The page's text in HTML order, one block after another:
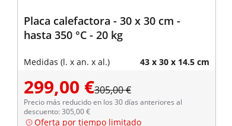
Placa calefactora - 30 x 30 cm -
hasta 350 °C - 20 kg
Medidas (l. x an. x al.) 43 x 30 x 14.5 cm
299,00 €305,00 €
Precio más reducido en los 30 días anteriores al
descuento: 305,00 €
Oferta por tiempo limitado